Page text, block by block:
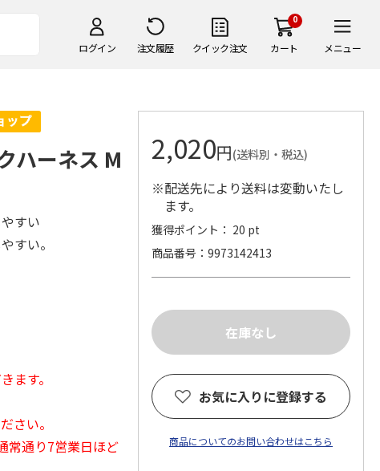
ログイン 注文履歴 クイック注文
0
カート メニュー
ハーネス M
すい
すい。
ます。
さい。
常通り7営業日ほど
2,020円(送料別・税込)
※配送先により送料は変動いたし
ます。
獲得ポイント： 20 pt
商品番号
9973142413
お気に入りに登録する
商品についてのお問い合わせはこちら